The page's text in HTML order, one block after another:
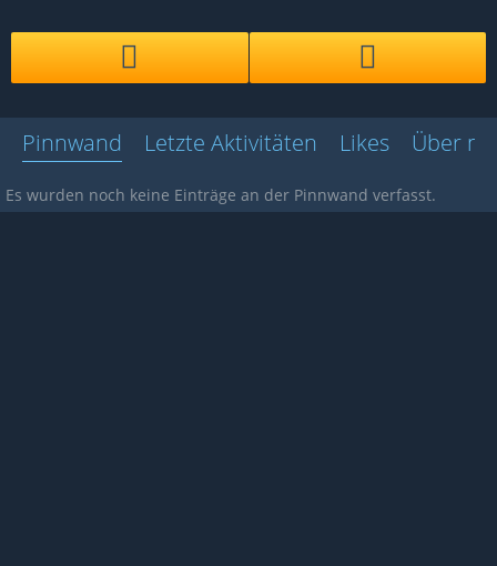
Pinnwand Letzte Aktivitäten Likes Über
Es wurden noch keine Einträge an der Pinnwand verfasst.